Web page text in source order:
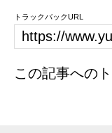
トラックバックURL
この記事への